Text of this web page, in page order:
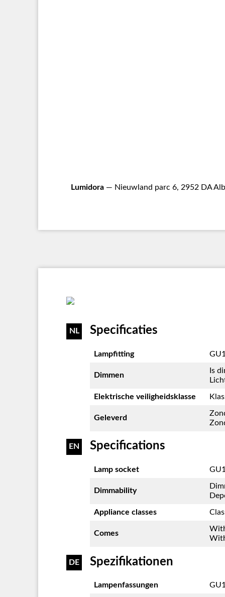
Lumidora — Nieuwland parc 6, 2952 DA
NL Specificaties
Lampfitting
Dimmen
Is
Elektrische veiligheidsklasse
Geleverd
EN Specifications
Lamp socket
Dimmability
Appliance classes
Comes
DE Spezifikationen
Lampenfassungen